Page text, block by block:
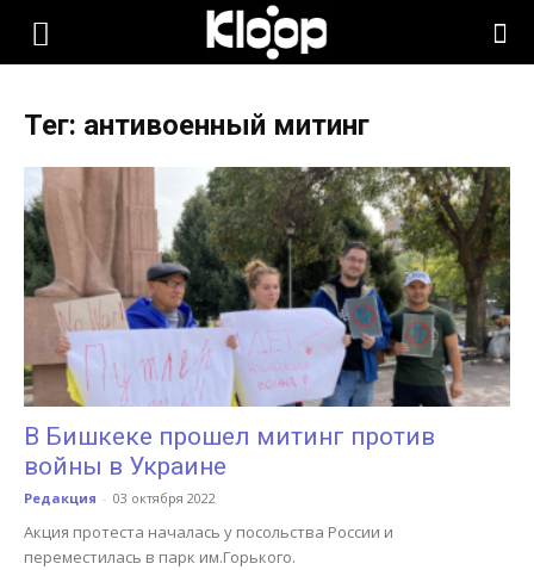
KLOOP.KG
Новости
Кыргызстана
Тег: антивоенный митинг
В Бишкеке прошел митинг против
войны в Украине
Редакция - 03 октября 2022
Акция протеста началась у посольства России и
переместилась в парк им.Горького.